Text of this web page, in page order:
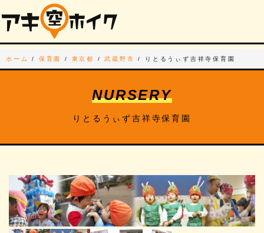
ホーム / 保育園 / 東京都 /武蔵野市 / りとるうぃず吉祥寺保育園
NURSERY
りとるうぃず吉祥寺保育園